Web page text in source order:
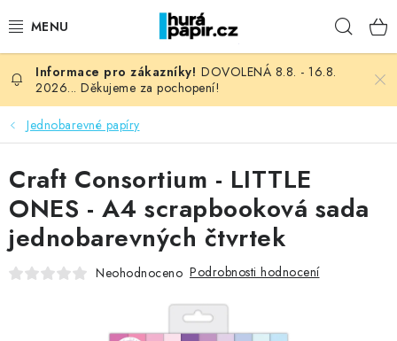
na
NOVINKY
HURÁ DÍLNA
VŠECHNO ZBOŽÍ
KNIHAŘSKÝ MATERIÁL
DOVOLENÁ 8.8. - 16.8.
2026... Děkujeme za pochopení!
Jednobarevné papíry
Craft Consortium - LITTLE
ONES - A4 scrapbooková sada
jednobarevných čtvrtek
Neohodnoceno Podrobnosti hodnocení